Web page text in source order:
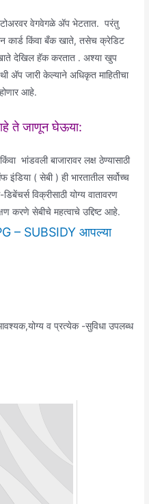
वेगवेगळे ॲप भेटतात. परंतु
कार्ड किंवा बँक खाते, तसेच क्रेडिट
देखिल हॅक करतात . अश्या खुप
अ‍ॅप जारी केल्याने अधिकृत माहितीचा
आहे.
ते जाणून घेऊया:
भांडवली बाजारावर लक्ष ठेण्यासाठी
( सेबी ) ही भारतातील सर्वोच्च
विक्रीसाठी योग्य वातावरण
करणे सेबीचे महत्वाचे उद्दिष्ट आहे.
– SUBSIDY आपल्या
व प्रत्येक -सुविधा उपलब्ध